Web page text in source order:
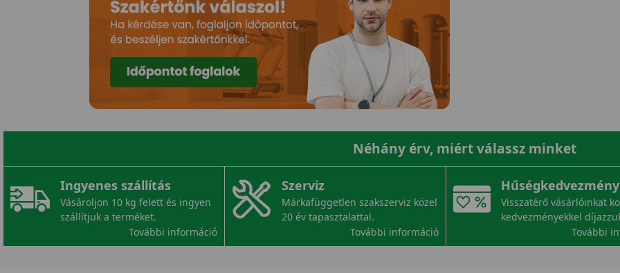
Néhány érv, miért válassz minket
Ingyenes szállítás
Vásároljon 10 kg felett és ingyen
szállítjuk a terméket.
További információ
Szerviz
Márkafüggetlen szakszerviz közel
20 év tapasztalattal.
További információ
Hűségkedvezmény
Visszatérő vásárlóinkat
kedvezményekkel
További